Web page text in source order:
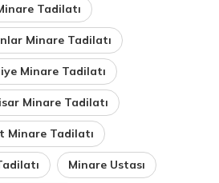
Tadilatı
Minare Tadilatı
Minare Tadilatı
Minare Tadilatı
Minare Tadilatı
Minare Ustası